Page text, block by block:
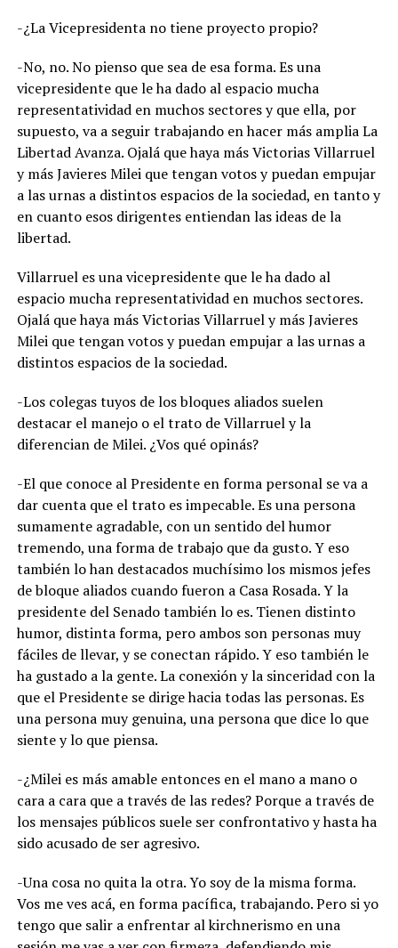
-¿La Vicepresidenta no tiene proyecto propio?
-No, no. No pienso que sea de esa forma. Es una
vicepresidente que le ha dado al espacio mucha
representatividad en muchos sectores y que ella, por
supuesto, va a seguir trabajando en hacer más amplia La
Libertad Avanza. Ojalá que haya más Victorias Villarruel
y más Javieres Milei que tengan votos y puedan empujar
a las urnas a distintos espacios de la sociedad, en tanto y
en cuanto esos dirigentes entiendan las ideas de la
libertad.
Villarruel es una vicepresidente que le ha dado al
espacio mucha representatividad en muchos sectores.
Ojalá que haya más Victorias Villarruel y más Javieres
Milei que tengan votos y puedan empujar a las urnas a
distintos espacios de la sociedad.
-Los colegas tuyos de los bloques aliados suelen
destacar el manejo o el trato de Villarruel y la
diferencian de Milei. ¿Vos qué opinás?
-El que conoce al Presidente en forma personal se va a
dar cuenta que el trato es impecable. Es una persona
sumamente agradable, con un sentido del humor
tremendo, una forma de trabajo que da gusto. Y eso
también lo han destacados muchísimo los mismos jefes
de bloque aliados cuando fueron a Casa Rosada. Y la
presidente del Senado también lo es. Tienen distinto
humor, distinta forma, pero ambos son personas muy
fáciles de llevar, y se conectan rápido. Y eso también le
ha gustado a la gente. La conexión y la sinceridad con la
que el Presidente se dirige hacia todas las personas. Es
una persona muy genuina, una persona que dice lo que
siente y lo que piensa.
-¿Milei es más amable entonces en el mano a mano o
cara a cara que a través de las redes? Porque a través de
los mensajes públicos suele ser confrontativo y hasta ha
sido acusado de ser agresivo.
-Una cosa no quita la otra. Yo soy de la misma forma.
Vos me ves acá, en forma pacífica, trabajando. Pero si yo
tengo que salir a enfrentar al kirchnerismo en una